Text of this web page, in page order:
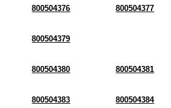
800504376 800504377
800504379
800504380 800504381
800504383 800504384